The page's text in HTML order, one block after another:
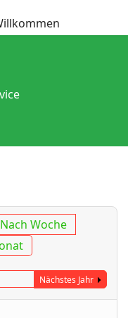
Nach Woche
Nächstes Jahr